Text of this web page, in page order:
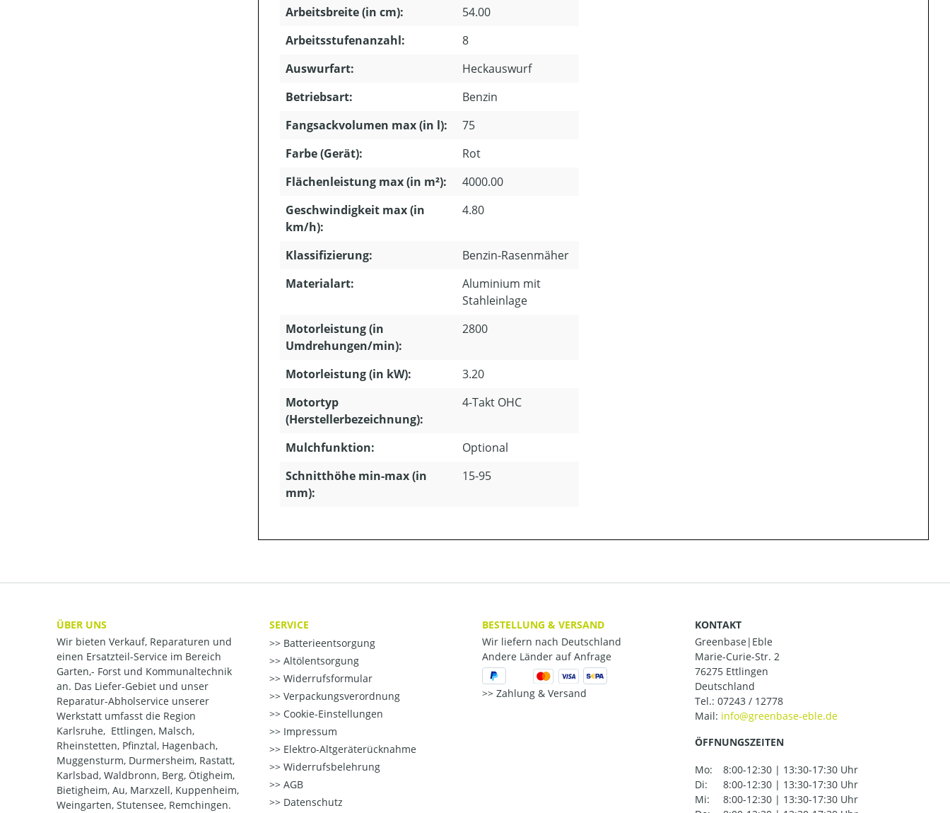
Arbeitsbreite (in cm):
54.00
Arbeitsstufenanzahl:
8
Auswurfart:
Heckauswurf
Betriebsart:
Benzin
Fangsackvolumen max (in l):
75
Farbe (Gerät):
Rot
Flächenleistung max (in m²):
4000.00
Geschwindigkeit max (in
km/h):
4.80
Klassifizierung:
Benzin-Rasenmäher
Materialart:
Aluminium mit
Stahleinlage
Motorleistung (in
Umdrehungen/min):
2800
Motorleistung (in kW):
3.20
Motortyp
(Herstellerbezeichnung):
4-Takt OHC
Mulchfunktion:
Optional
Schnitthöhe min-max (in
mm):
15-95
ÜBER UNS
Wir bieten Verkauf, Reparaturen und
einen Ersatzteil-Service im Bereich
Garten,- Forst und Kommunaltechnik
an. Das Liefer-Gebiet und unser
Reparatur-Abholservice unserer
Werkstatt umfasst die Region
Karlsruhe, Ettlingen, Malsch,
Rheinstetten, Pfinztal, Hagenbach,
Muggensturm, Durmersheim, Rastatt,
Karlsbad, Waldbronn, Berg, Ötigheim,
Bietigheim, Au, Marxzell, Kuppenheim,
Weingarten, Stutensee, Remchingen.
SERVICE
Batterieentsorgung
Altölentsorgung
Widerrufsformular
Verpackungsverordnung
Cookie-Einstellungen
Impressum
Elektro-Altgeräterücknahme
Widerrufsbelehrung
AGB
Datenschutz
BESTELLUNG & VERSAND
Wir liefern nach Deutschland
Andere Länder auf Anfrage
Zahlung & Versand
KONTAKT
Greenbase|Eble
Marie-Curie-Str. 2
76275 Ettlingen
Deutschland
Tel.: 07243 / 12778
Mail:
ÖFFNUNGSZEITEN
Mo:
8:00-12:30 | 13:30-17:30 Uhr
Di:
8:00-12:30 | 13:30-17:30 Uhr
Mi:
8:00-12:30 | 13:30-17:30 Uhr